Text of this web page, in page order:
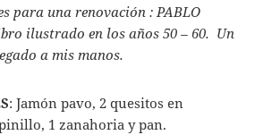
para una renovación : PABLO
ilustrado en los años 50 – 60. Un
a mis manos.
: Jamón pavo, 2 quesitos en
1 zanahoria y pan.